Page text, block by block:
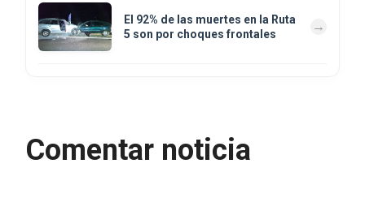
El 92% de las muertes en la Ruta
5 son por choques frontales
Comentar noticia